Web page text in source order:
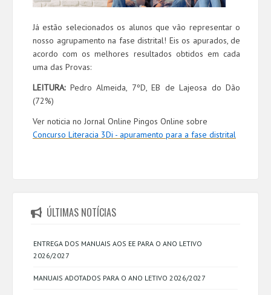
Já estão selecionados os alunos que vão representar o
nosso agrupamento na fase distrital! Eis os apurados, de
acordo com os melhores resultados obtidos em cada
uma das Provas:
LEITURA:Pedro Almeida, 7ºD, EB de Lajeosa do Dão
(72%)
Ver noticia no Jornal Online Pingos Online sobre
Concurso Literacia 3Di - apuramento para a fase distrital
ÚLTIMAS NOTÍCIAS
ENTREGA DOS MANUAIS AOS EE PARA O ANO LETIVO
2026/2027
MANUAIS ADOTADOS PARA O ANO LETIVO 2026/2027